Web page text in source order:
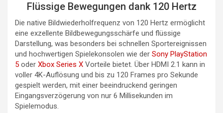
Flüssige Bewegungen dank 120 Hertz
Die native Bildwiederholfrequenz von 120 Hertz ermöglicht
eine exzellente Bildbewegungsschärfe und flüssige
Darstellung, was besonders bei schnellen Sportereignissen
und hochwertigen Spielekonsolen wie der Sony PlayStation
5 oder Xbox Series X Vorteile bietet. Über HDMI 2.1 kann in
voller 4K-Auflösung und bis zu 120 Frames pro Sekunde
gespielt werden, mit einer beeindruckend geringen
Eingangsverzögerung von nur 6 Millisekunden im
Spielemodus.